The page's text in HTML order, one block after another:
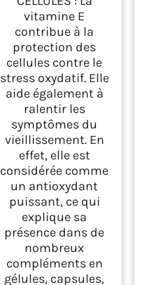
vitamine E
contribue à la
protection des
cellules contre le
stress oxydatif. Elle
aide également à
ralentir les
symptômes du
vieillissement. En
effet, elle est
considérée comme
un antioxydant
puissant, ce qui
explique sa
présence dans de
nombreux
compléments en
gélules, capsules,